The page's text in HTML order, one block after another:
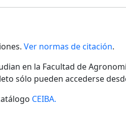
Ver normas de citación.
en la Facultad de
sólo pueden accederse
CEIBA.